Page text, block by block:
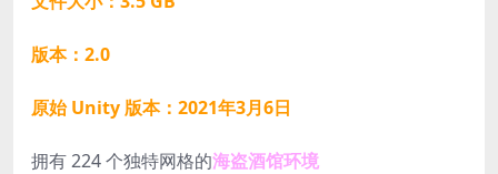
版本：2.0
原始 Unity 版本：2021年3月6日
拥有 224 个独特网格的海盗酒馆环境